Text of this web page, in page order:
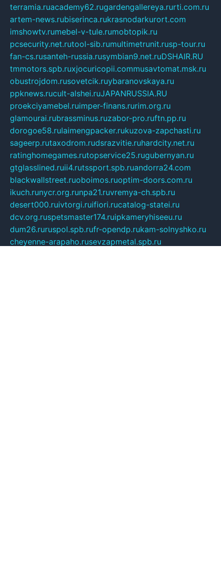
terramia.ruacademy62.rugardengallereya.rurti.com.ru
artem-news.rubiserinca.rukrasnodarkurort.com
imshowtv.rumebel-v-tule.rumobtopik.ru
pcsecurity.net.rutool-sib.rumultimetrunit.rusp-tour.ru
fan-cs.rusanteh-russia.rusymbian9.net.ruDSHAIR.RU
tmmotors.spb.ruxjocuricopii.commusavtomat.msk.ru
obustrojdom.rusovetcik.ruybaranovskaya.ru
ppknews.rucult-alshei.ruJAPANRUSSIA.RU
proekciyamebel.ruimper-finans.rurim.org.ru
glamourai.rubrassminus.ruzabor-pro.ruftn.pp.ru
dorogoe58.rulaimengpacker.rukuzova-zapchasti.ru
sageerp.rutaxodrom.rudsrazvitie.ruhardcity.net.ru
ratinghomegames.rutopservice25.rugubernyan.ru
gtglasslined.ruii4.rutssport.spb.ruandorra24.com
blackwallstreet.ruoboimos.ruoptim-doors.com.ru
ikuch.runycr.org.runpa21.ruvremya-ch.spb.ru
desert000.ruivtorgi.ruifiori.rucatalog-statei.ru
dcv.org.ruspetsmaster174.ruipkameryhiseeu.ru
dum26.ruruspol.spb.rufr-opendp.rukam-solnyshko.ru
cheyenne-arapaho.rusevzapmetal.spb.ru